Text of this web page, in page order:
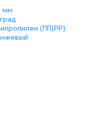
мм
(ПП|PP)